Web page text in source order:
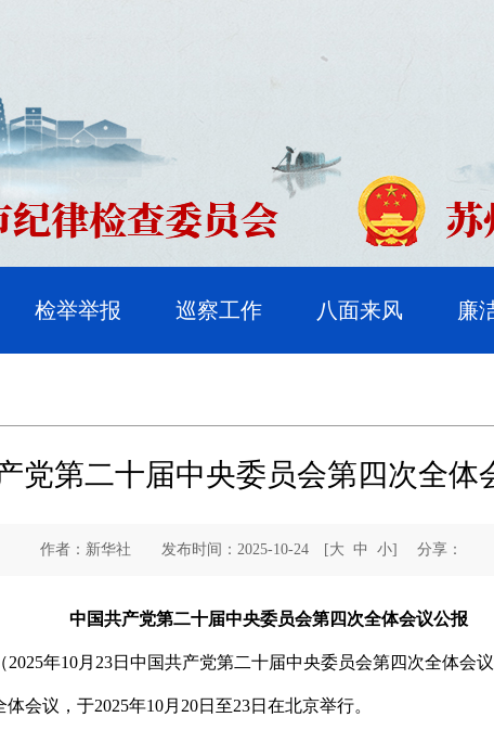
检举举报 巡察工作 八面来风 廉
党第二十届中央委员会第四次全体
作者：新华社 发布时间：2025-10-24 [大 中 小] 分享：
中国共产党第二十届中央委员会第四次全体会议公报
（2025年10月23日中国共产党第二十届中央委员会第四次全体会议
会议，于2025年10月20日至23日在北京举行。